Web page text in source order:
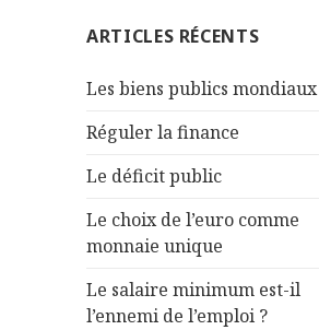
ARTICLES RÉCENTS
Les biens publics mondiaux
Réguler la finance
Le déficit public
Le choix de l’euro comme
monnaie unique
Le salaire minimum est-il
l’ennemi de l’emploi ?